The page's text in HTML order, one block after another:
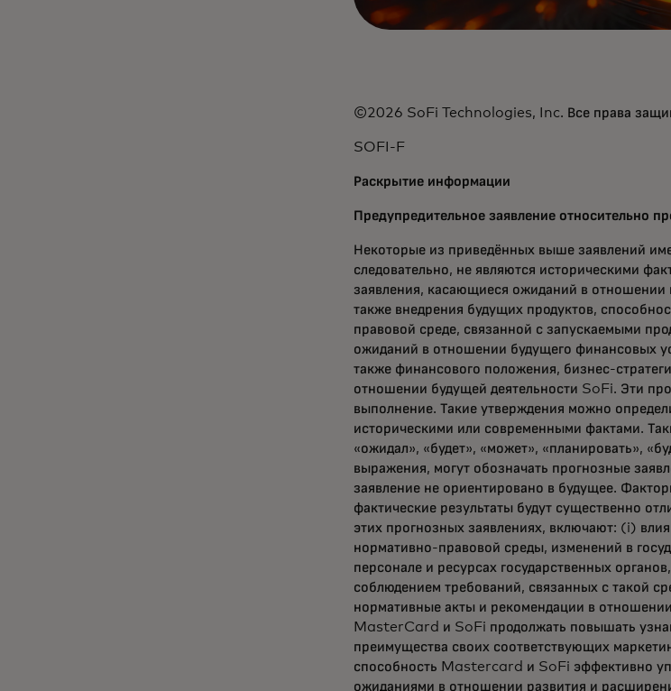
©2026 SoFi Technologies, Inc. Все права
SOFI-F
Раскрытие информации
Предупредительное заявление относительно
Некоторые из приведённых выше заявлений
следовательно, не являются историческими
заявления, касающиеся ожиданий в
также внедрения будущих продуктов,
правовой среде, связанной с запускаемыми
ожиданий в отношении будущего финансовых
также финансового положения, бизнес-
отношении будущей деятельности SoFi. Эти
выполнение. Такие утверждения можно
историческими или современными фактами.
«ожидал», «будет», «может», «планировать»,
выражения, могут обозначать прогнозные
заявление не ориентировано в будущее.
фактические результаты будут существенно
этих прогнозных заявлениях, включают: (i)
нормативно-правовой среды, изменений в
персонале и ресурсах государственных
соблюдением требований, связанных с такой
нормативные акты и рекомендации в
MasterCard и SoFi продолжать повышать
преимущества своих соответствующих
способность Mastercard и SoFi эффективно
ожиданиями в отношении развития и